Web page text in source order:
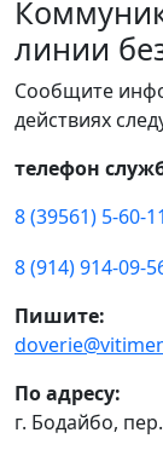
линии
Сообщите
действиях
телефон
8 (39561) 5-60-11
8 (914) 914-09-
Пишите:
По адресу:
г. Бодайбо,